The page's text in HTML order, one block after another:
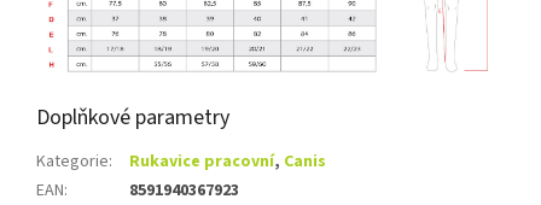
Doplňkové parametry
Kategorie: Rukavice pracovní, Canis
EAN:
8591940367923